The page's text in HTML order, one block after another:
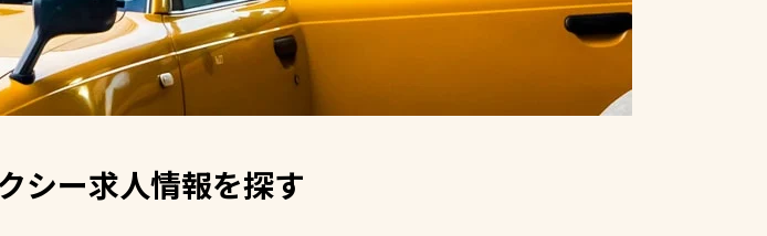
シー求人情報を探す